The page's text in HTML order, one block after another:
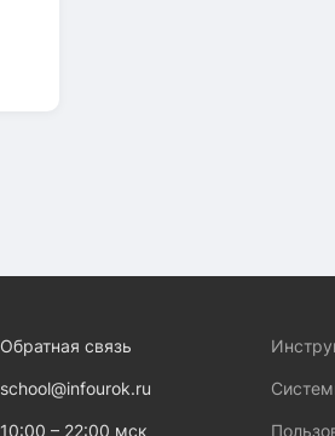
Обратная связь
school@infourok.ru
10:00 – 22:00 мск